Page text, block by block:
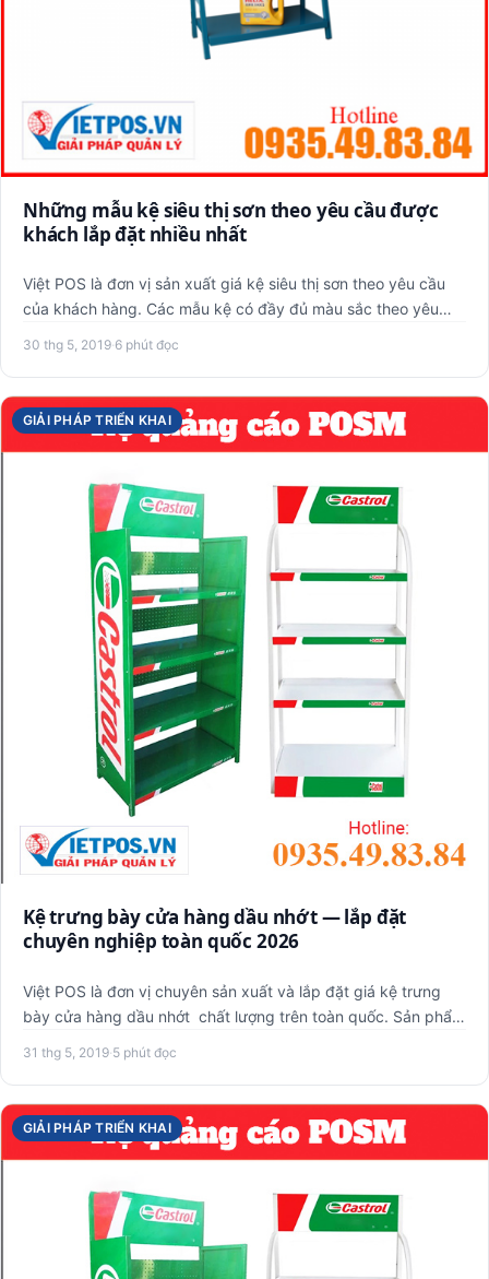
Những mẫu kệ siêu thị sơn theo yêu cầu được
khách lắp đặt nhiều nhất
Việt POS là đơn vị sản xuất giá kệ siêu thị sơn theo yêu cầu
của khách hàng. Các mẫu kệ có đầy đủ màu sắc theo yêu
30 thg 5, 2019·6 phút đọc
GIẢI PHÁP TRIỂN KHAI
Kệ trưng bày cửa hàng dầu nhớt — lắp đặt
chuyên nghiệp toàn quốc 2026
Việt POS là đơn vị chuyên sản xuất và lắp đặt giá kệ trưng
bày cửa hàng dầu nhớt chất lượng trên toàn quốc. Sản phẩm
31 thg 5, 2019·5 phút đọc
GIẢI PHÁP TRIỂN KHAI